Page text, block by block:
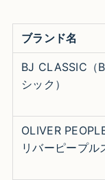
ブランド名
BJ CLASSIC（
シック）
OLIVER
リバーピープル